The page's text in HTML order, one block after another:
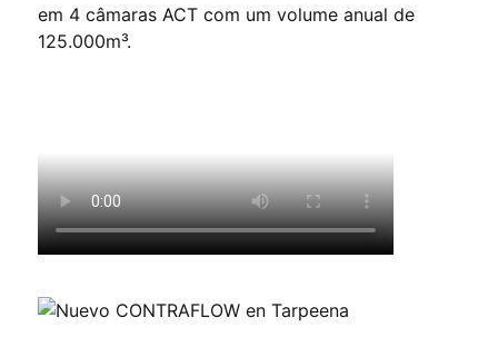
em 4 câmaras ACT com um volume anual de
125.000m³.